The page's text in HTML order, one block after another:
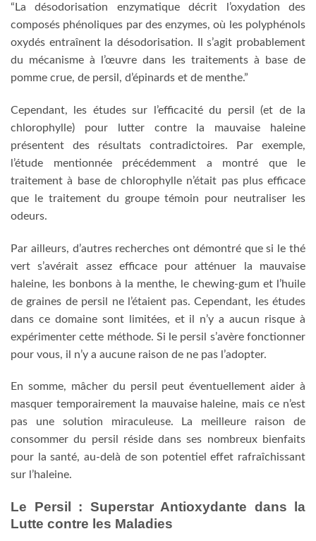
“La désodorisation enzymatique décrit l’oxydation des
composés phénoliques par des enzymes, où les polyphénols
oxydés entraînent la désodorisation. Il s’agit probablement
du mécanisme à l’œuvre dans les traitements à base de
pomme crue, de persil, d’épinards et de menthe.”
Cependant, les études sur l’efficacité du persil (et de la
chlorophylle) pour lutter contre la mauvaise haleine
présentent des résultats contradictoires. Par exemple,
l’étude mentionnée précédemment a montré que le
traitement à base de chlorophylle n’était pas plus efficace
que le traitement du groupe témoin pour neutraliser les
odeurs.
Par ailleurs, d’autres recherches ont démontré que si le thé
vert s’avérait assez efficace pour atténuer la mauvaise
haleine, les bonbons à la menthe, le chewing-gum et l’huile
de graines de persil ne l’étaient pas. Cependant, les études
dans ce domaine sont limitées, et il n’y a aucun risque à
expérimenter cette méthode. Si le persil s’avère fonctionner
pour vous, il n’y a aucune raison de ne pas l’adopter.
En somme, mâcher du persil peut éventuellement aider à
masquer temporairement la mauvaise haleine, mais ce n’est
pas une solution miraculeuse. La meilleure raison de
consommer du persil réside dans ses nombreux bienfaits
pour la santé, au-delà de son potentiel effet rafraîchissant
sur l’haleine.
Le Persil : Superstar Antioxydante dans la
Lutte contre les Maladies